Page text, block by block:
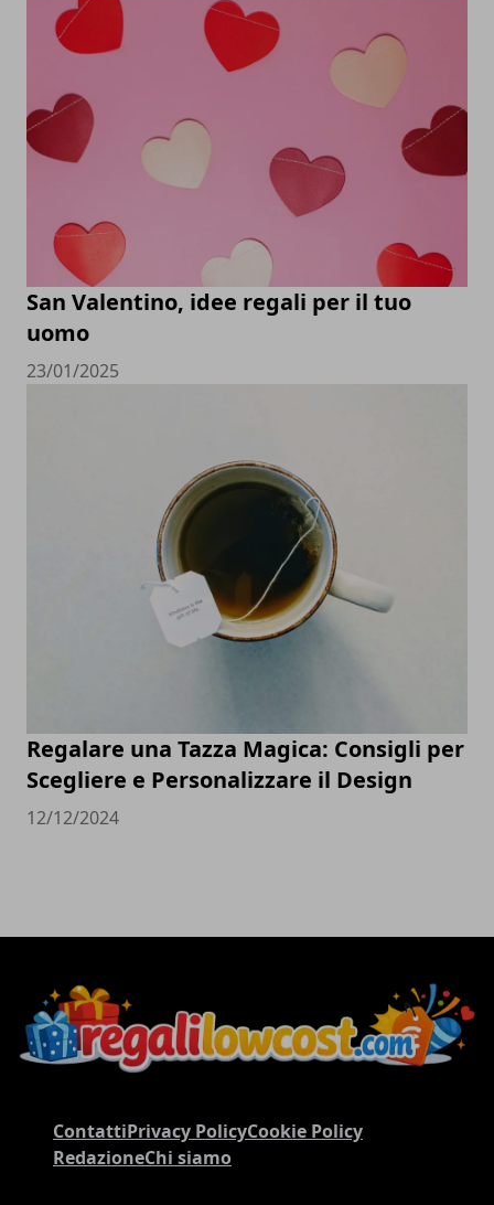
San Valentino, idee regali per il tuo
uomo
23/01/2025
Regalare una Tazza Magica: Consigli per
Scegliere e Personalizzare il Design
12/12/2024
ContattiPrivacy PolicyCookie Policy
RedazioneChi siamo